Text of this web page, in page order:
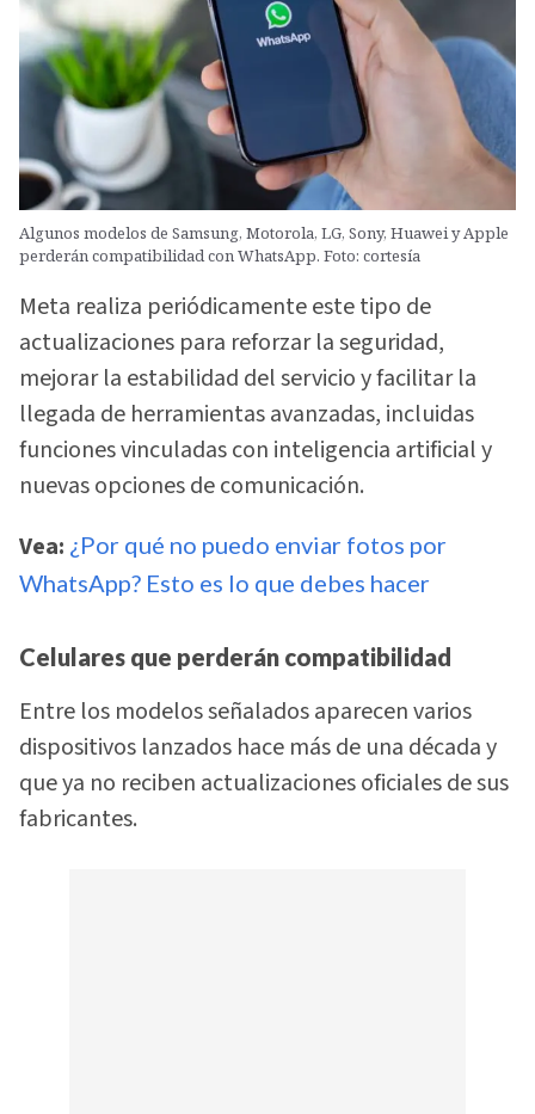
Algunos modelos de Samsung, Motorola, LG, Sony, Huawei y Apple
perderán compatibilidad con WhatsApp. Foto: cortesía
Meta realiza periódicamente este tipo de
actualizaciones para reforzar la seguridad,
mejorar la estabilidad del servicio y facilitar la
llegada de herramientas avanzadas, incluidas
funciones vinculadas con inteligencia artificial y
nuevas opciones de comunicación.
Vea: ¿Por qué no puedo enviar fotos por
WhatsApp? Esto es lo que debes hacer
Celulares que perderán compatibilidad
Entre los modelos señalados aparecen varios
dispositivos lanzados hace más de una década y
que ya no reciben actualizaciones oficiales de sus
fabricantes.